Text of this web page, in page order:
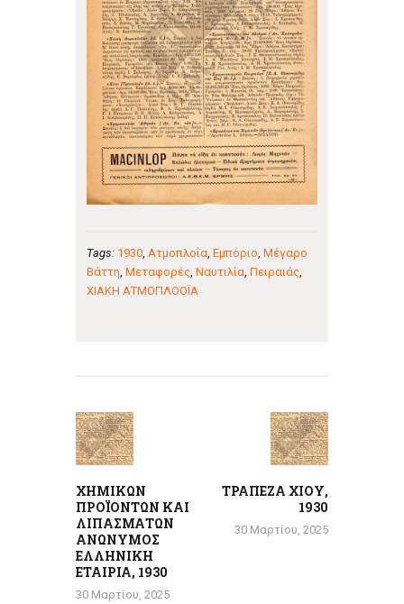
Tags: 1930, Ατμοπλοΐα, Εμπόριο, Μέγαρο
Βάττη, Μεταφορές, Ναυτιλία, Πειραιάς,
ΧΙΑΚΗ ΑΤΜΟΠΛΟΟΪΑ
άρθρων
ΧΗΜΙΚΩΝ
ΠΡΟΪΟΝΤΩΝ ΚΑΙ
ΛΙΠΑΣΜΑΤΩΝ
ΑΝΩΝΥΜΟΣ
ΕΛΛΗΝΙΚΗ
ΕΤΑΙΡΙΑ, 1930
30 Μαρτίου, 2025
ΤΡΑΠΕΖΑ ΧΙΟΥ,
1930
30 Μαρτίου, 2025